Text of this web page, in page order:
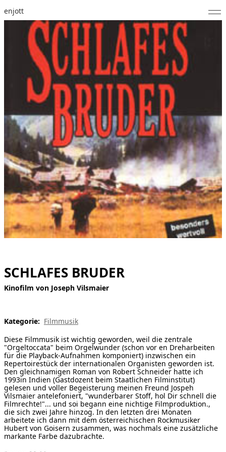
enjott
Selected Works
Werkverzeichnis
Fotos
Kalender
Publikationen
Notizen
Feed
[ Suche ]
SCHLAFES BRUDER
Kinofilm von Joseph Vilsmaier
Kategorie: Filmmusik
Diese Filmmusik ist wichtig geworden, weil die zentrale
"Orgeltoccata" beim Orgelwunder (schon vor en Dreharbeiten
für die Playback-Aufnahmen komponiert) inzwischen ein
Repertoirestück der internationalen Organisten geworden ist.
Den gleichnamigen Roman von Robert Schneider hatte ich
1993in Indien (Gastdozent beim Staatlichen Filminstitut)
gelesen und voller Begeisterung meinen Freund Jospeh
Vilsmaier antelefoniert, "wunderbarer Stoff, hol Dir schnell die
Filmrechte!"... und soi begann eine nichtige Filmproduktion.,
die sich zwei Jahre hinzog. In den letzten drei Monaten
arbeitete ich dann mit dem österreichischen Rockmusiker
Hubert von Goisern zusammen, was nochmals eine zusätzliche
markante Farbe dazubrachte.